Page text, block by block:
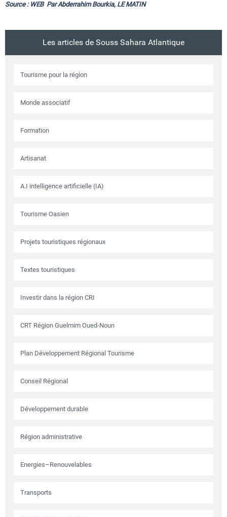
Source : WEB Par Abderrahim Bourkia, LE MATIN
Les articles de Souss Sahara Atlantique
Tourisme pour la région
Monde associatif
Formation
Artisanat
A.I intelligence artificielle (IA)
Tourisme Oasien
Projets touristiques régionaux
Textes touristiques
Investir dans la région CRI
CRT Région Guelmim Oued-Noun
Plan Développement Régional Tourisme
Conseil Régional
Développement durable
Région administrative
Energies–Renouvelables
Transports